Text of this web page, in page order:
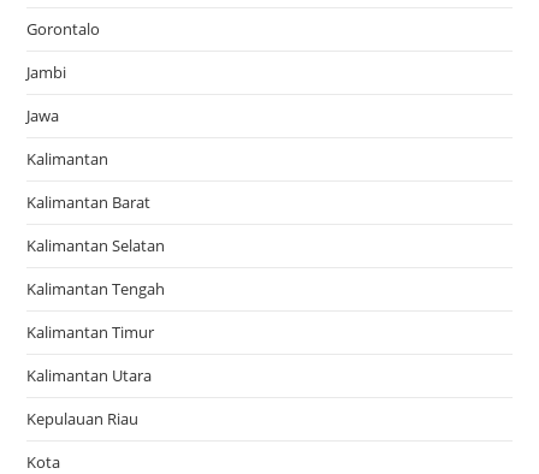
Gorontalo
Jambi
Jawa
Kalimantan
Kalimantan Barat
Kalimantan Selatan
Kalimantan Tengah
Kalimantan Timur
Kalimantan Utara
Kepulauan Riau
Kota